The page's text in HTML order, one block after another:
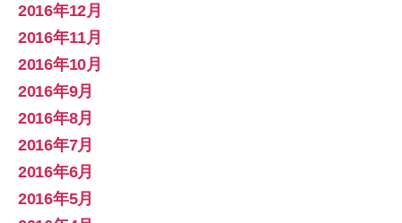
2016年12月
2016年11月
2016年10月
2016年9月
2016年8月
2016年7月
2016年6月
2016年5月